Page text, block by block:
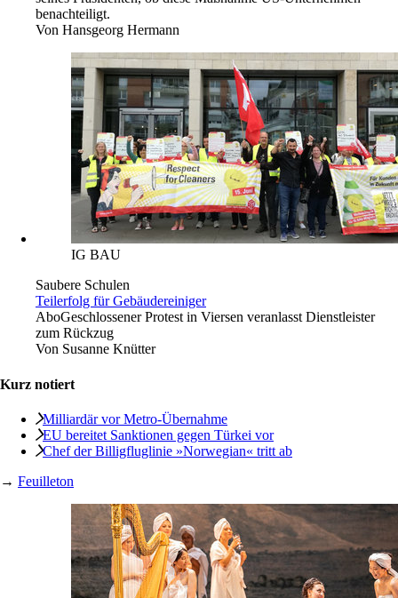
benachteiligt.
Von Hansgeorg Hermann
IG BAU
Saubere Schulen
Teilerfolg für Gebäudereiniger
AboGeschlossener Protest in Viersen veranlasst Dienstleister
zum Rückzug
Von Susanne Knütter
Kurz notiert
Milliardär vor Metro-Übernahme
EU bereitet Sanktionen gegen Türkei vor
Chef der Billigfluglinie »Norwegian« tritt ab
→ Feuilleton